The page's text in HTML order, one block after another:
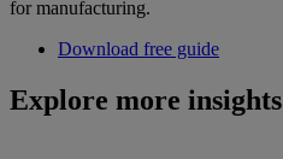
for manufacturing.
Download free guide
Explore more insights